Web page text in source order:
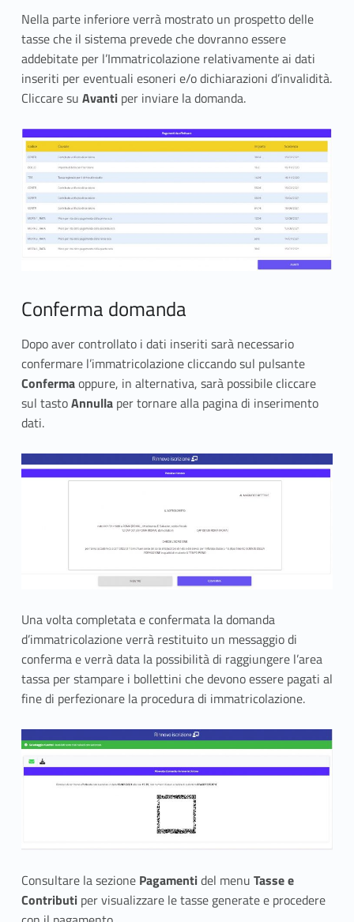
Nella parte inferiore verrà mostrato un prospetto delle
tasse che il sistema prevede che dovranno essere
addebitate per l’Immatricolazione relativamente ai dati
inseriti per eventuali esoneri e/o dichiarazioni d’invalidità.
Cliccare su Avanti per inviare la domanda.
Conferma domanda
Dopo aver controllato i dati inseriti sarà necessario
confermare l’immatricolazione cliccando sul pulsante
Confermaoppure, in alternativa, sarà possibile cliccare
sul tastoAnnullaper tornare alla pagina di inserimento
dati.
Una volta completata e confermata la domanda
d’immatricolazione verrà restituito un messaggio di
conferma e verrà data la possibilità di raggiungere l’area
tassa per stampare i bollettini che devono essere pagati al
fine di perfezionare la procedura di immatricolazione.
Consultare la sezione Pagamentidel menu Tasse e
Contributiper visualizzare le tasse generate e procedere